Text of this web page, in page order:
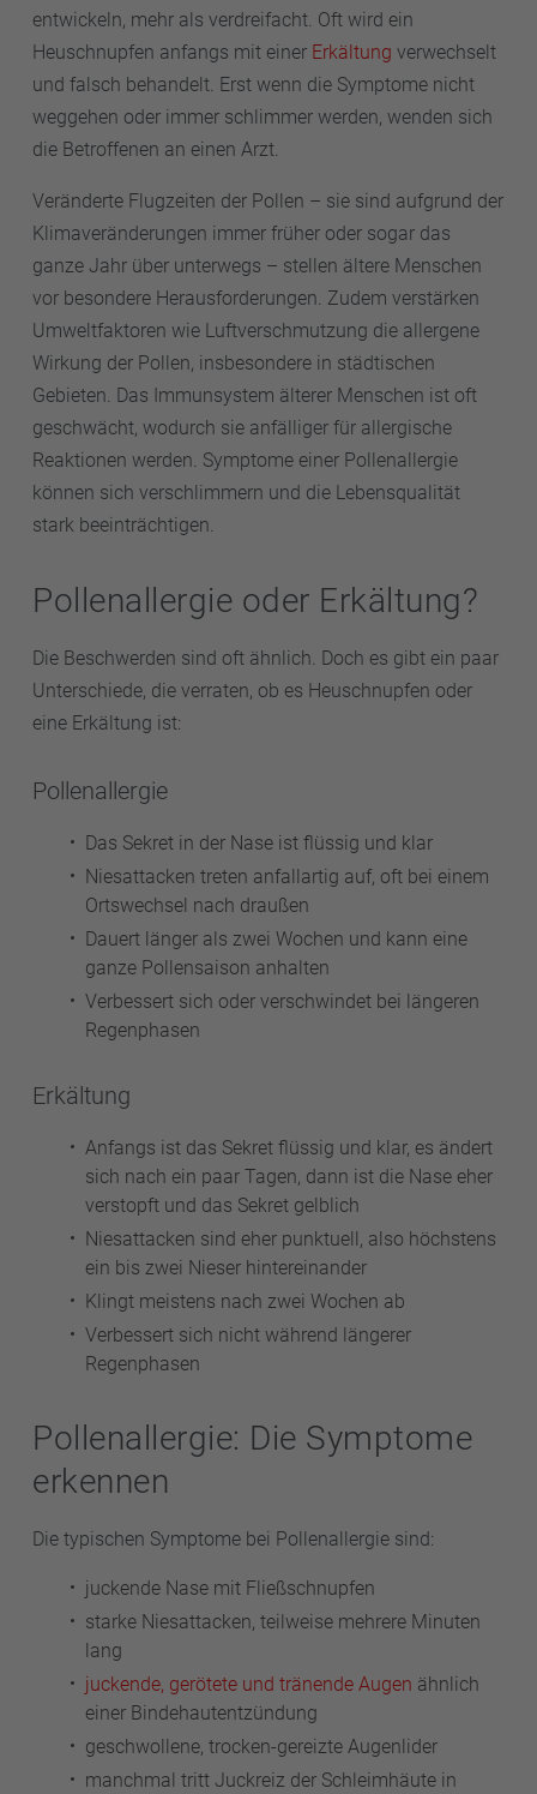
entwickeln, mehr als verdreifacht. Oft wird ein
Heuschnupfen anfangs mit einer Erkältung verwechselt
und falsch behandelt. Erst wenn die Symptome nicht
weggehen oder immer schlimmer werden, wenden sich
die Betroffenen an einen Arzt.
Veränderte Flugzeiten der Pollen – sie sind aufgrund der
Klimaveränderungen immer früher oder sogar das
ganze Jahr über unterwegs – stellen ältere Menschen
vor besondere Herausforderungen. Zudem verstärken
Umweltfaktoren wie Luftverschmutzung die allergene
Wirkung der Pollen, insbesondere in städtischen
Gebieten. Das Immunsystem älterer Menschen ist oft
geschwächt, wodurch sie anfälliger für allergische
Reaktionen werden. Symptome einer Pollenallergie
können sich verschlimmern und die Lebensqualität
stark beeinträchtigen.
Pollenallergie oder Erkältung?
Die Beschwerden sind oft ähnlich. Doch es gibt ein paar
Unterschiede, die verraten, ob es Heuschnupfen oder
eine Erkältung ist:
Pollenallergie
Das Sekret in der Nase ist flüssig und klar
Niesattacken treten anfallartig auf, oft bei einem
Ortswechsel nach draußen
Dauert länger als zwei Wochen und kann eine
ganze Pollensaison anhalten
Verbessert sich oder verschwindet bei längeren
Regenphasen
Erkältung
Anfangs ist das Sekret flüssig und klar, es ändert
sich nach ein paar Tagen, dann ist die Nase eher
verstopft und das Sekret gelblich
Niesattacken sind eher punktuell, also höchstens
ein bis zwei Nieser hintereinander
Klingt meistens nach zwei Wochen ab
Verbessert sich nicht während längerer
Regenphasen
Pollenallergie: Die Symptome
erkennen
Die typischen Symptome bei Pollenallergie sind:
juckende Nase mit Fließschnupfen
starke Niesattacken, teilweise mehrere Minuten
lang
juckende, gerötete und tränende Augen ähnlich
einer Bindehautentzündung
geschwollene, trocken-gereizte Augenlider
manchmal tritt Juckreiz der Schleimhäute in